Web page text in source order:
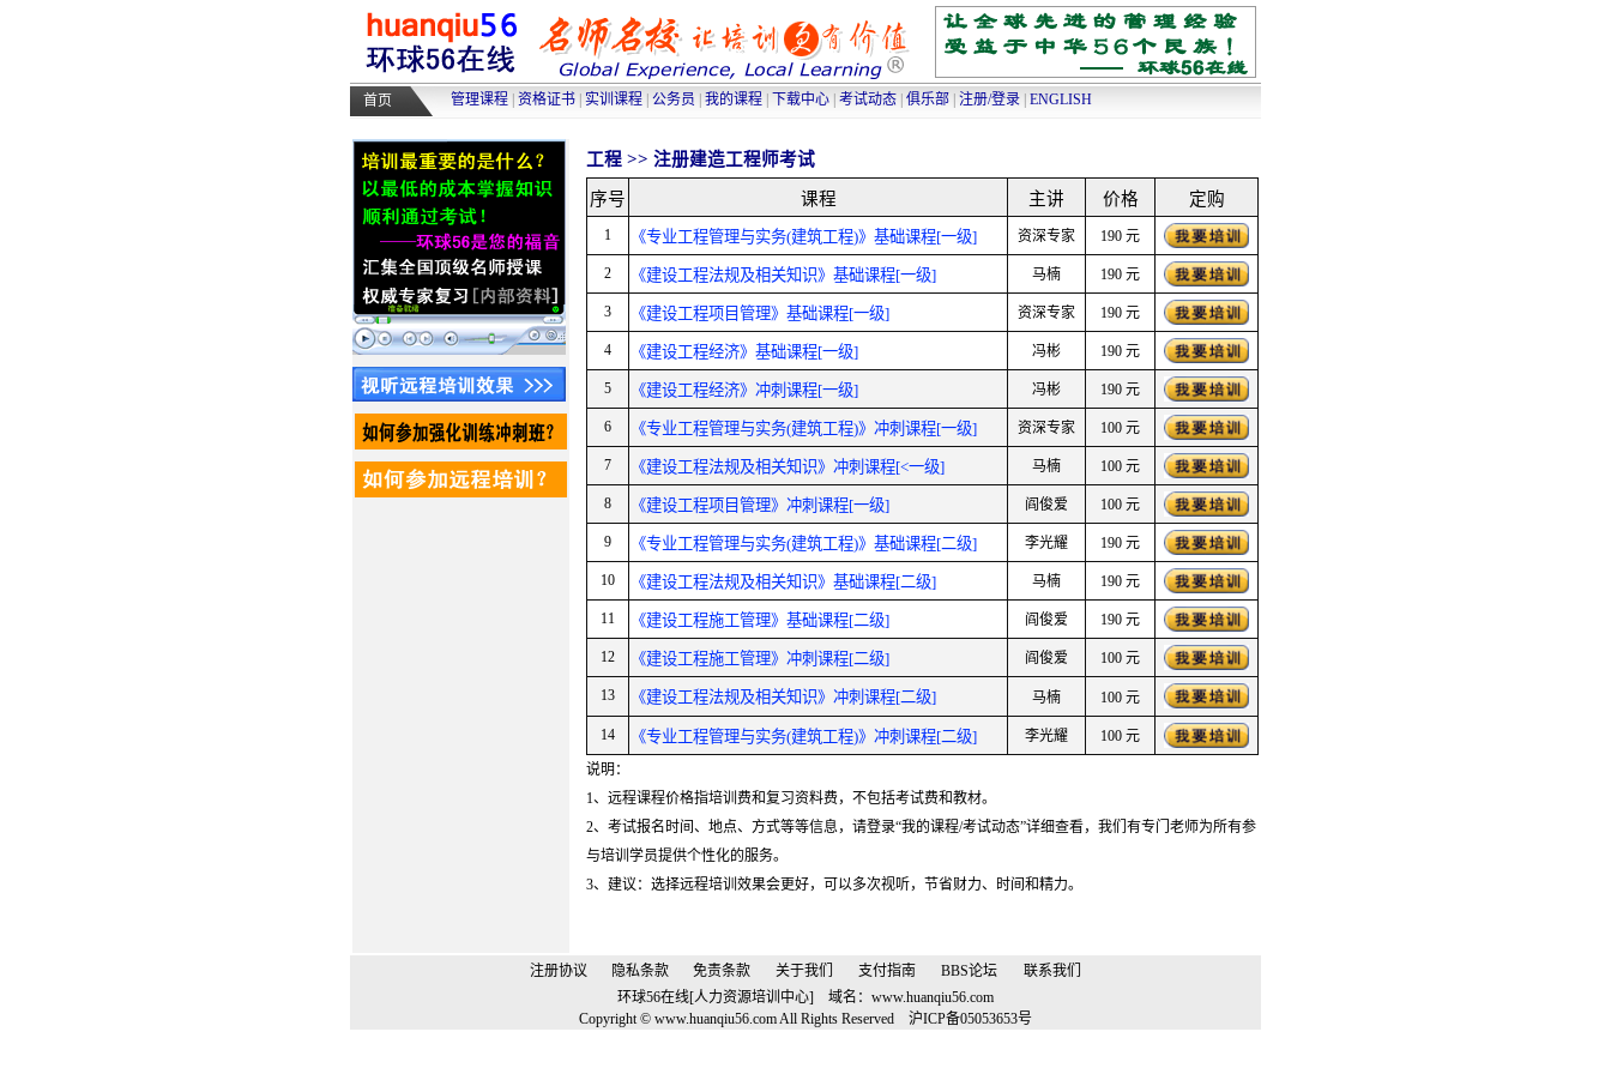
高级人力资源管理师培训 |高级物流师培训|
采购师培训 |物流师培训 人力资源管理师
首页 管理课程 资格证书 实训课程 公务员 我的课程 下载中心 考试动态 俱乐部 注册/登录 ENGLISH
工程 >> 注册建造工程师考试
序号 课程 主讲 价格 定购
1 《专业工程管理与实务(建筑工程)》基础课程[一级] 资深专家 190 元
2 《建设工程法规及相关知识》基础课程[一级] 马楠 190 元
3 《建设工程项目管理》基础课程[一级] 资深专家 190 元
4 《建设工程经济》基础课程[一级] 冯彬 190 元
5 《建设工程经济》冲刺课程[一级] 冯彬 190 元
6 《专业工程管理与实务(建筑工程)》冲刺课程[一级] 资深专家 100 元
7 《建设工程法规及相关知识》冲刺课程[<一级] 马楠 100 元
8 《建设工程项目管理》冲刺课程[一级] 阎俊爱 100 元
9 《专业工程管理与实务(建筑工程)》基础课程[二级] 李光耀 190 元
10 《建设工程法规及相关知识》基础课程[二级] 马楠 190 元
11 《建设工程施工管理》基础课程[二级] 阎俊爱 190 元
12 《建设工程施工管理》冲刺课程[二级] 阎俊爱 100 元
13 《建设工程法规及相关知识》冲刺课程[二级] 马楠 100 元
14 《专业工程管理与实务(建筑工程)》冲刺课程[二级] 李光耀
100 元
说明：
1、远程课程价格指培训费和复习资料费，不包括考试费和教材。
2、考试报名时间、地点、方式等等信息，请登录“我的课程/考试动态”详细查看，我们有专门老师为所有参
与培训学员提供个性化的服务。
3、建议：选择远程培训效果会更好，可以多次视听，节省财力、时间和精力。
注册协议 隐私条款 免责条款 关于我们 支付指南 BBS论坛
联系我们
环球56在线[人力资源培训中心] 域名： www.huanqiu56.com
Copyright © www.huanqiu56.com All Rights Reserved 沪ICP备05053653号